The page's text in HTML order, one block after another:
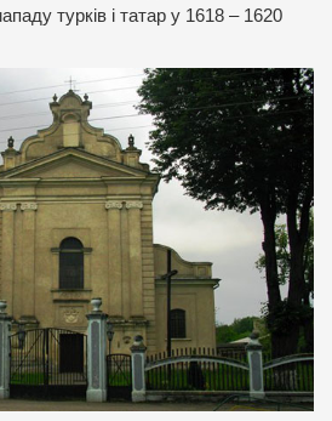
турків і татар у 1618 – 1620